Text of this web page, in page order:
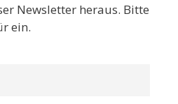
Newsletter heraus. Bitte
ein.